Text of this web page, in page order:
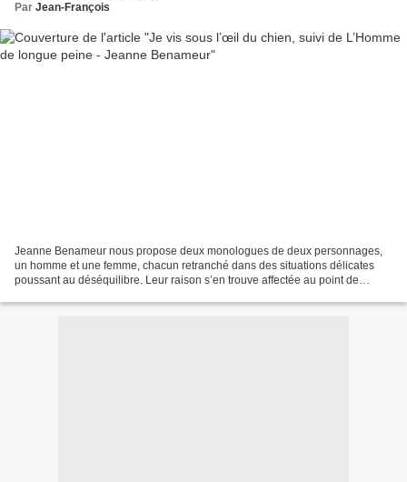
Par Jean-François
Jeanne Benameur nous propose deux monologues de deux personnages,
un homme et une femme, chacun retranché dans des situations délicates
poussant au déséquilibre. Leur raison s’en trouve affectée au point de